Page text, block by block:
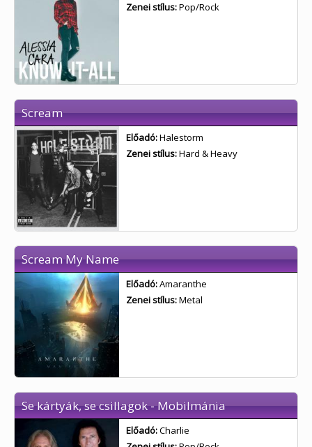
Zenei stílus:Pop/Rock
Scream
Előadó:Halestorm
Zenei stílus:Hard & Heavy
Scream My Name
Előadó:Amaranthe
Zenei stílus:Metal
Se kártyák, se csillagok - Mobilmánia
Előadó:Charlie